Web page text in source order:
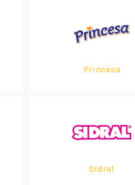
Princesa
Sidral